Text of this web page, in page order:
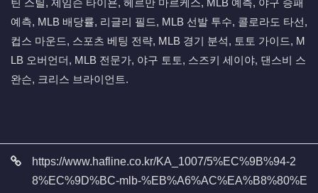
틴 스틸, 제임슨 타이욘, 헤르만 마르케스, MLB 예측, 야구 승패
예측, MLB 배당률, 리글리 필드, MLB 선발 투수, 콜로라도 타선,
컵스 마운드, 스포츠 베팅 전략, MLB 경기 분석, 토토 가이드, M
LB 오버언더, MLB 전문가, 야구 토토, 스즈키 세이야, 댄스비 스
완슨, 크리스 브라이언트.
관련자료https://www.hafline.co.kr/KA_1007/5%EC%9B%94-2
8%EC%9D%BC-mlb-%EB%A6%AC%EA%B8%80%E